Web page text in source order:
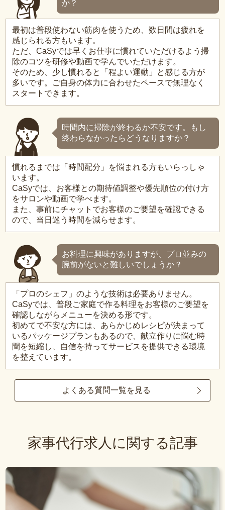
か？
最初は普段使わない筋肉を使うため、数日間は疲れを
感じられる方もいます。
ただ、CaSyでは早くお仕事に慣れていただけるよう掃
除のコツを研修や動画で学んでいただけます。
そのため、少し慣れると「程よい運動」と感じる方が
多いです。ご自身の体力に合わせたペースで無理なく
スタートできます。
時間内に掃除が終わるか不安です。もし
終わらなかったらどうなりますか？
慣れるまでは「時間配分」を悩まれる方もいらっしゃ
います。
CaSyでは、お客様との期待値調整や優先順位の付け方
をサロンや動画で学べます。
また、事前にチャットでお客様のご要望を確認できる
ので、当日迷う時間を減らせます。
お料理に興味がありますが、プロ並みの
腕前がないと難しいでしょうか？
「プロのシェフ」のような技術は必要ありません。
CaSyでは、普段ご家庭で作る料理をお客様のご要望を
確認しながらメニューを決める形です。
初めてで不安な方には、あらかじめレシピが決まって
いるパッケージプランもあるので、献立作りに悩む時
間を短縮し、自信を持ってサービスを提供できる環境
を整えています。
よくある質問一覧を見る
家事代行求人に関する記事